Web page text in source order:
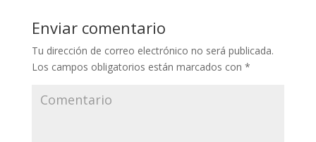
Enviar comentario
Tu dirección de correo electrónico no será publicada.
Los campos obligatorios están marcados con *